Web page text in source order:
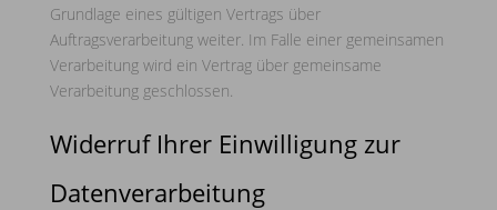
Grundlage eines gültigen Vertrags über
Auftragsverarbeitung weiter. Im Falle einer gemeinsamen
Verarbeitung wird ein Vertrag über gemeinsame
Verarbeitung geschlossen.
Widerruf Ihrer Einwilligung zur
Datenverarbeitung